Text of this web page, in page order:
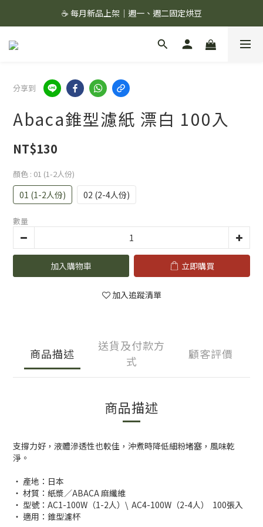
☕ 每月新品上架｜週一、週二固定烘豆
☕ 每月新品上架｜週一、週二固定烘豆
絲綢濾杯＋滔滔配方,組合價 1299 ✨
☕ 每月新品上架｜週一、週二固定烘豆
分享到
Abaca錐型濾紙 漂白 100入
NT$130
顏色 : 01 (1-2人份)
01 (1-2人份) 02 (2-4人份)
數量
加入購物車 立即購買
加入追蹤清單
商品描述
送貨及付款方
式
顧客評價
商品描述
支撐力好，液體滲透性也較佳，沖煮時降低細粉堵塞，風味乾
淨。
・ 產地：日本
・ 材質：紙漿／ABACA 麻纖維
・ 型號：AC1-100W（1-2人）\ AC4-100W（2-4人） 100張入
・ 適用：錐型濾杯